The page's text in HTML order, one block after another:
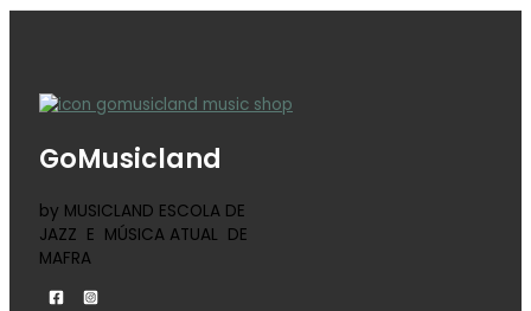
GoMusicland
by MUSICLAND ESCOLA DE
JAZZ E MÚSICA ATUAL DE
MAFRA